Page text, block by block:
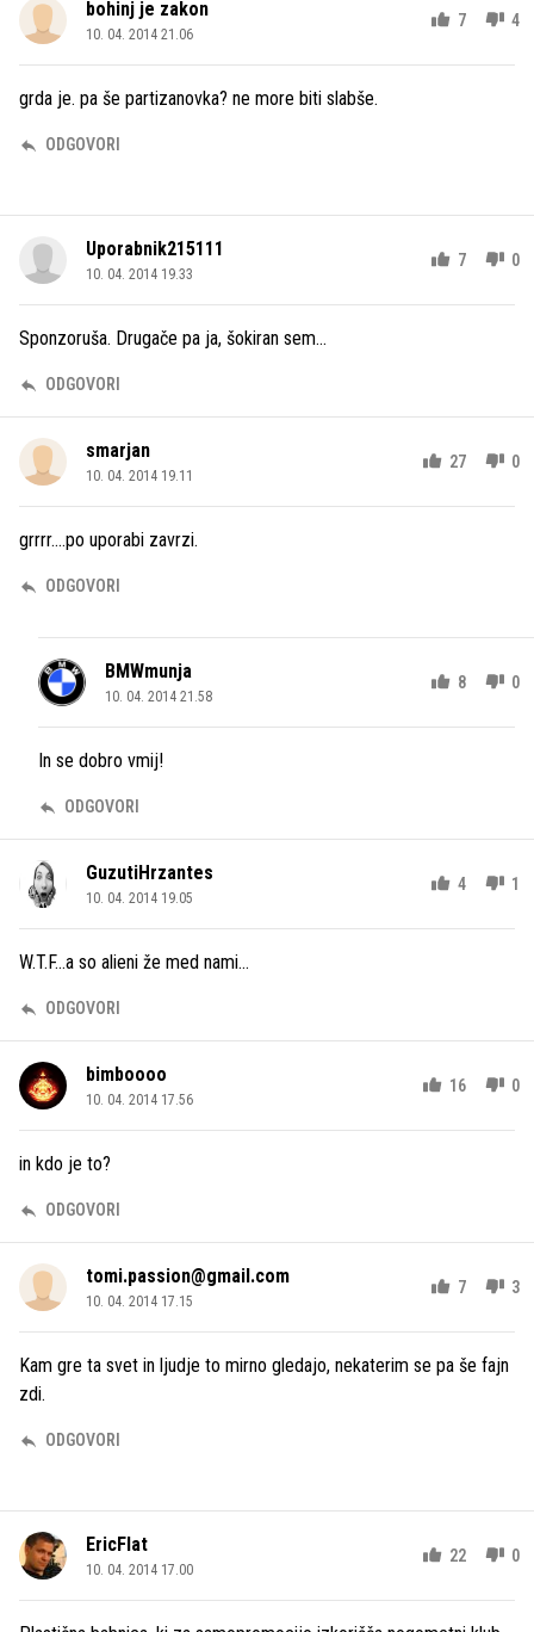
bohinj je zakon
10. 04. 2014 21.06
7 4
grda je. pa še partizanovka? ne more biti slabše.
ODGOVORI
Uporabnik215111
10. 04. 2014 19.33
7 0
Sponzoruša. Drugače pa ja, šokiran sem...
ODGOVORI
smarjan
10. 04. 2014 19.11
27 0
grrrr....po uporabi zavrzi.
ODGOVORI
BMWmunja
10. 04. 2014 21.58
8 0
In se dobro vmij!
ODGOVORI
GuzutiHrzantes
10. 04. 2014 19.05
4 1
W.T.F...a so alieni že med nami...
ODGOVORI
bimboooo
10. 04. 2014 17.56
16 0
in kdo je to?
ODGOVORI
tomi.passion@gmail.com
10. 04. 2014 17.15
7 3
Kam gre ta svet in ljudje to mirno gledajo, nekaterim se pa še fajn
zdi.
ODGOVORI
EricFlat
10. 04. 2014 17.00
22 0